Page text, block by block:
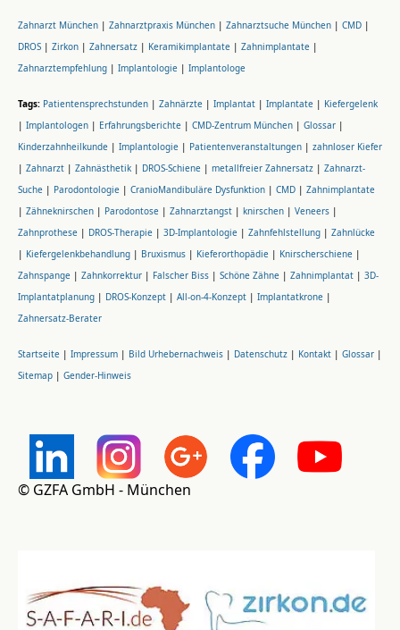
Zahnarzt München | Zahnarztpraxis München | Zahnarztsuche München | CMD |
DROS | Zirkon | Zahnersatz | Keramikimplantate | Zahnimplantate |
Zahnarztempfehlung | Implantologie | Implantologe
Tags: Patientensprechstunden | Zahnärzte | Implantat | Implantate | Kiefergelenk
| Implantologen | Erfahrungsberichte | CMD-Zentrum München | Glossar |
Kinderzahnheilkunde | Implantologie | Patientenveranstaltungen | zahnloser Kiefer
| Zahnarzt | Zahnästhetik | DROS-Schiene | metallfreier Zahnersatz | Zahnarzt-
Suche | Parodontologie | CranioMandibuläre Dysfunktion | CMD | Zahnimplantate
| Zähneknirschen | Parodontose | Zahnarztangst | knirschen | Veneers |
Zahnprothese | DROS-Therapie | 3D-Implantologie | Zahnfehlstellung | Zahnlücke
| Kiefergelenkbehandlung | Bruxismus | Kieferorthopädie | Knirscherschiene |
Zahnspange | Zahnkorrektur | Falscher Biss | Schöne Zähne | Zahnimplantat | 3D-
Implantatplanung | DROS-Konzept | All-on-4-Konzept | Implantatkrone |
Zahnersatz-Berater
Startseite | Impressum | Bild Urhebernachweis | Datenschutz | Kontakt | Glossar |
Sitemap | Gender-Hinweis
© GZFA GmbH - München